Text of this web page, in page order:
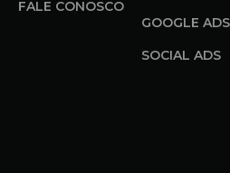
FALE CONOSCO
GOOGLE ADS
SOCIAL ADS